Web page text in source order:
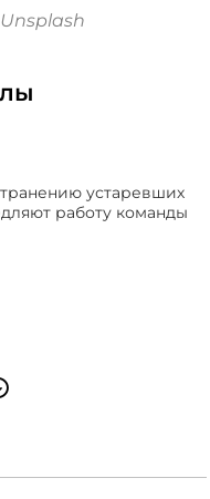
устаревших
работу команды